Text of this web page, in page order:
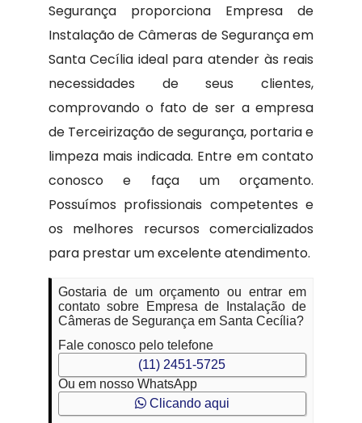
Segurança proporciona Empresa de
Instalação de Câmeras de Segurança em
Santa Cecília ideal para atender às reais
necessidades de seus clientes,
comprovando o fato de ser a empresa
de Terceirização de segurança, portaria e
limpeza mais indicada. Entre em contato
conosco e faça um orçamento.
Possuímos profissionais competentes e
os melhores recursos comercializados
para prestar um excelente atendimento.
Gostaria de um orçamento ou entrar em
contato sobre Empresa de Instalação de
Câmeras de Segurança em Santa Cecília?
Fale conosco pelo telefone
(11) 2451-5725
Ou em nosso WhatsApp
Clicando aqui